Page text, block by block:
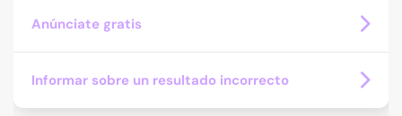
Anúnciate gratis
Informar sobre un resultado incorrecto